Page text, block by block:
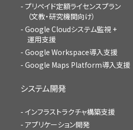
プリペイド定額ライセンスプラン
（文教・研究機関向け）
Google Cloudシステム監視 +
運用支援
Google Workspace導入支援
Google Maps Platform導入支援
システム開発
インフラストラクチャ構築支援
アプリケーション開発